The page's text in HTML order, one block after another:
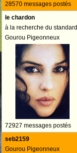
28570 messages postés
le chardon
à la recherche du standard
Gourou Pigeonneux
72927 messages postés
seb2159
Gourou Pigeonneux